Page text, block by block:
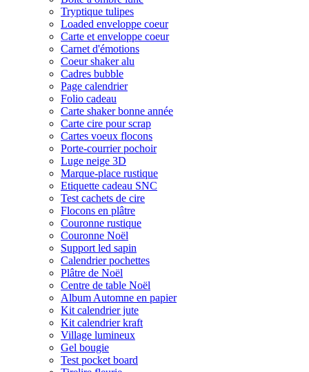
Tryptique tulipes
Loaded enveloppe coeur
Carte et enveloppe coeur
Carnet d'émotions
Coeur shaker alu
Cadres bubble
Page calendrier
Folio cadeau
Carte shaker bonne année
Carte cire pour scrap
Cartes voeux flocons
Porte-courrier pochoir
Luge neige 3D
Marque-place rustique
Etiquette cadeau SNC
Test cachets de cire
Flocons en plâtre
Couronne rustique
Couronne Noël
Support led sapin
Calendrier pochettes
Plâtre de Noël
Centre de table Noël
Album Automne en papier
Kit calendrier jute
Kit calendrier kraft
Village lumineux
Gel bougie
Test pocket board